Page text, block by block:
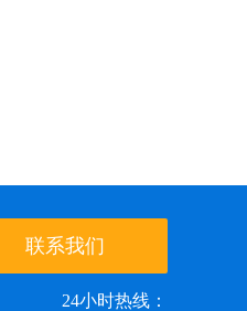
联系我们
24小时热线：